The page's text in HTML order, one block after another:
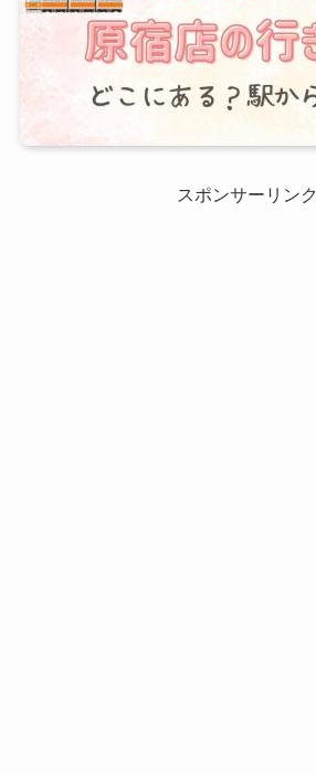
スポンサーリンク